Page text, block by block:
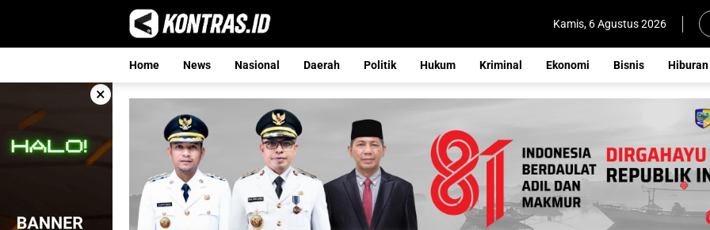
Kamis, 6 Agustus 2026
Home News Nasional Daerah Politik Hukum Kriminal Ekonomi Bisnis Hiburan
×